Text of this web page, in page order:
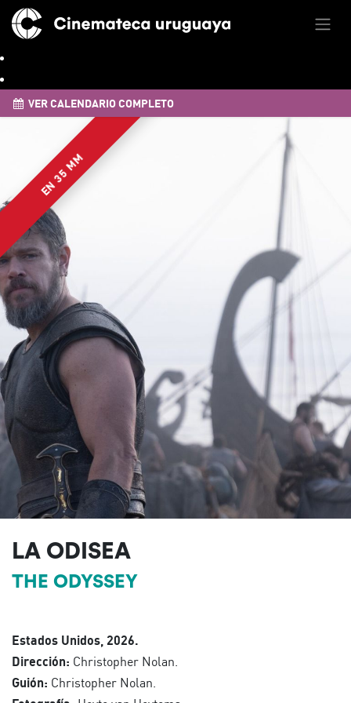
VER CALENDARIO COMPLETO
EN 35 MM
LA ODISEA
THE ODYSSEY
Estados Unidos, 2026.
Dirección: Christopher Nolan.
Guión: Christopher Nolan.